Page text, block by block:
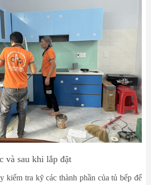
và sau khi lắp đặt
kiểm tra kỹ các thành phần của tủ bếp để